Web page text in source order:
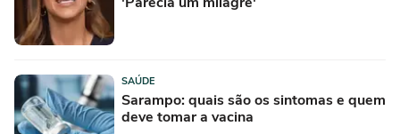
SAÚDE
Sarampo: quais são os sintomas e quem
deve tomar a vacina